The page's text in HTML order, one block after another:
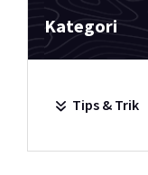
Kategori
Tips & Trik